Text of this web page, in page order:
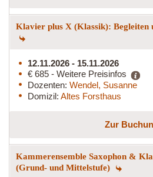
Klavier plus X (Klassik): Begleiten
12.11.2026 - 15.11.2026
€ 685 - Weitere Preisinfos
Dozenten: Wendel, Susanne
Domizil: Altes Forsthaus
Zur
Kammerensemble Saxophon &
(Grund- und Mittelstufe)